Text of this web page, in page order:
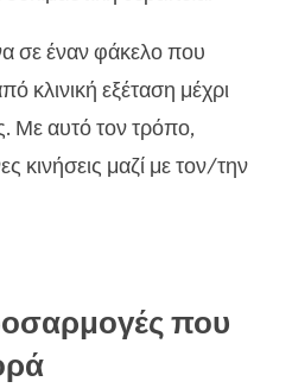
σε έναν φάκελο που
κλινική εξέταση μέχρι
Με αυτό τον τρόπο,
κινήσεις μαζί με τον/την
που